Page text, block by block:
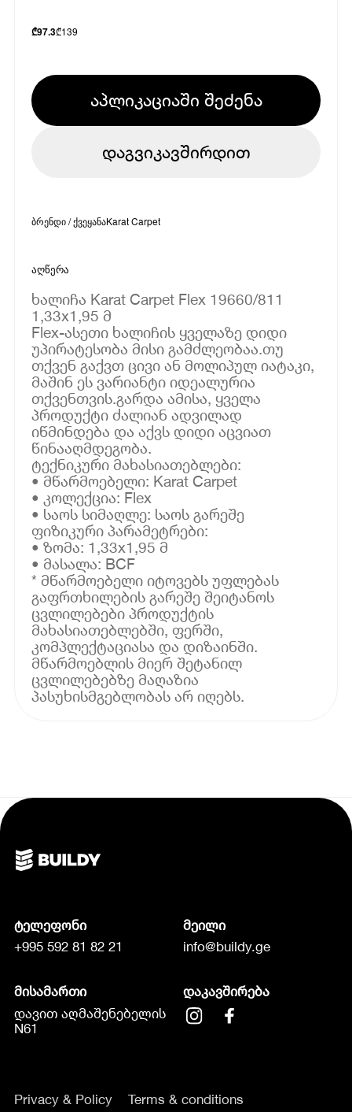
₾97.3₾139
აპლიკაციაში შეძენა
დაგვიკავშირდით
ბრენდი / ქვეყანაKarat Carpet
აღწერა
ხალიჩა Karat Carpet Flex 19660/811
1,33x1,95 მ
Flex-ასეთი ხალიჩის ყველაზე დიდი
უპირატესობა მისი გამძლეობაა.თუ
თქვენ გაქვთ ცივი ან მოლიპულ იატაკი,
მაშინ ეს ვარიანტი იდეალურია
თქვენთვის.გარდა ამისა, ყველა
პროდუქტი ძალიან ადვილად
იწმინდება და აქვს დიდი აცვიათ
წინააღმდეგობა.
ტექნიკური მახასიათებლები:
• მწარმოებელი: Karat Carpet
• კოლექცია: Flex
• საოს სიმაღლე: საოს გარეშე
ფიზიკური პარამეტრები:
• ზომა: 1,33x1,95 მ
• მასალა: BCF
* მწარმოებელი იტოვებს უფლებას
გაფრთხილების გარეშე შეიტანოს
ცვლილებები პროდუქტის
მახასიათებლებში, ფერში,
კომპლექტაციასა და დიზაინში.
მწარმოებლის მიერ შეტანილ
ცვლილებებზე მაღაზია
პასუხისმგებლობას არ იღებს.
ტელეფონი
+995 592 81 82 21
მეილი
info@buildy.ge
მისამართი
დავით აღმაშენებელის
N61
დაკავშირება
Privacy & Policy Terms & conditions